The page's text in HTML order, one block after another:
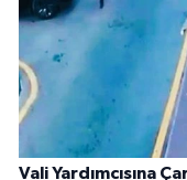
Vali Yardımcısına